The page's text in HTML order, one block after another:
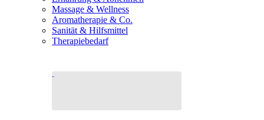
Massage & Wellness
Aromatherapie & Co.
Sanität & Hilfsmittel
Therapiebedarf